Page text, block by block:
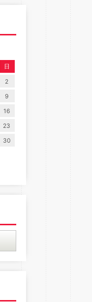
日
2
9
16
23
30